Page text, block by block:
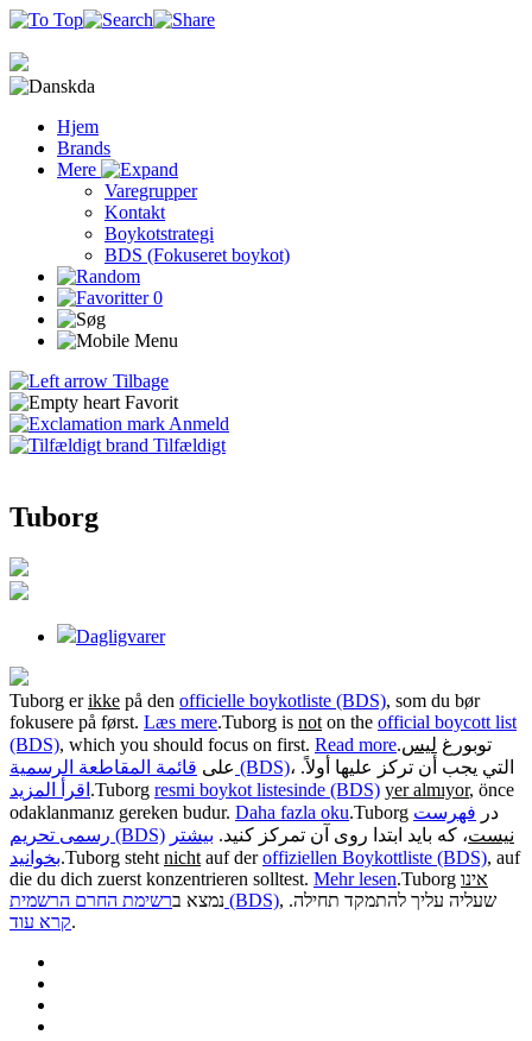
da
Hjem
Brands
Mere
Varegrupper
Kontakt
Boykotstrategi
BDS (Fokuseret boykot)
0
Tilbage
Favorit
Anmeld
Tilfældigt
Tuborg
Dagligvarer
Tuborg erikke på den officielle boykotliste (BDS), som du bør
fokusere på først. Læs mere.Tuborg is not on the official boycott list
(BDS), which you should focus on first. Read more. توبورغ ليس
على قائمة المقاطعة الرسمية (BDS) ، التي يجب أن تركز عليها أولاً.
اقرأ المزيد .Tuborg resmi boykot listesinde (BDS) yer almıyor, önce
odaklanmanız gereken budur. Daha fazla oku. Tuborg در فهرست
رسمی تحریم (BDS)
نیست، که باید ابتدا روی آن تمرکز کنید. بیشتر
بخوانید.Tuborg steht nicht auf deroffiziellen Boykottliste (BDS), auf
die du dich zuerst konzentrieren solltest. Mehr lesen.Tuborg אינו
נמצא ב רשימת החרם הרשמית (BDS) , שעליה עליך להתמקד תחילה.
קרא עוד.